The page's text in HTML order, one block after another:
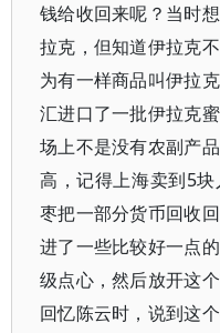
钱给收回来呢？当时
拉克，但知道伊拉克
为有一样商品叫伊拉
汇进口了一批伊拉克
场上不是没有农副产
高，记得上海卖到5
枣把一部分货币回收
进了一些比较好一点
级点心，然后放开这
回忆陈云时，说到这